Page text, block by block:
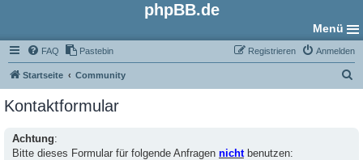
phpBB.de
Menü
FAQ Pastebin Anmelden
Registrieren
Startseite Community
Kontaktformular
Achtung:
Bitte dieses Formular für folgende Anfragen nichtbenutzen: